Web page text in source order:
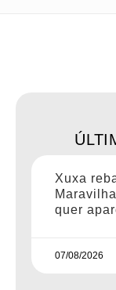
Xuxa
quer
07/08/2026